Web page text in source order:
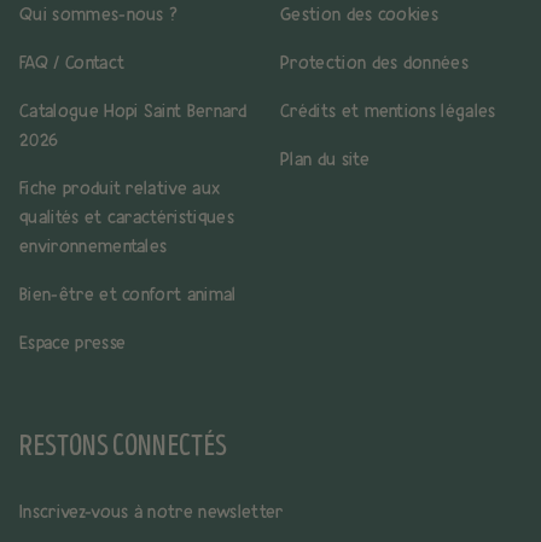
Qui sommes-nous ?
FAQ / Contact
Catalogue Hopi Saint Bernard
2026
Fiche produit relative aux
qualités et caractéristiques
environnementales
Bien-être et confort animal
Espace presse
Gestion des cookies
Protection des données
Crédits et mentions légales
Plan du site
RESTONS CONNECTÉS
Inscrivez-vous à notre newsletter